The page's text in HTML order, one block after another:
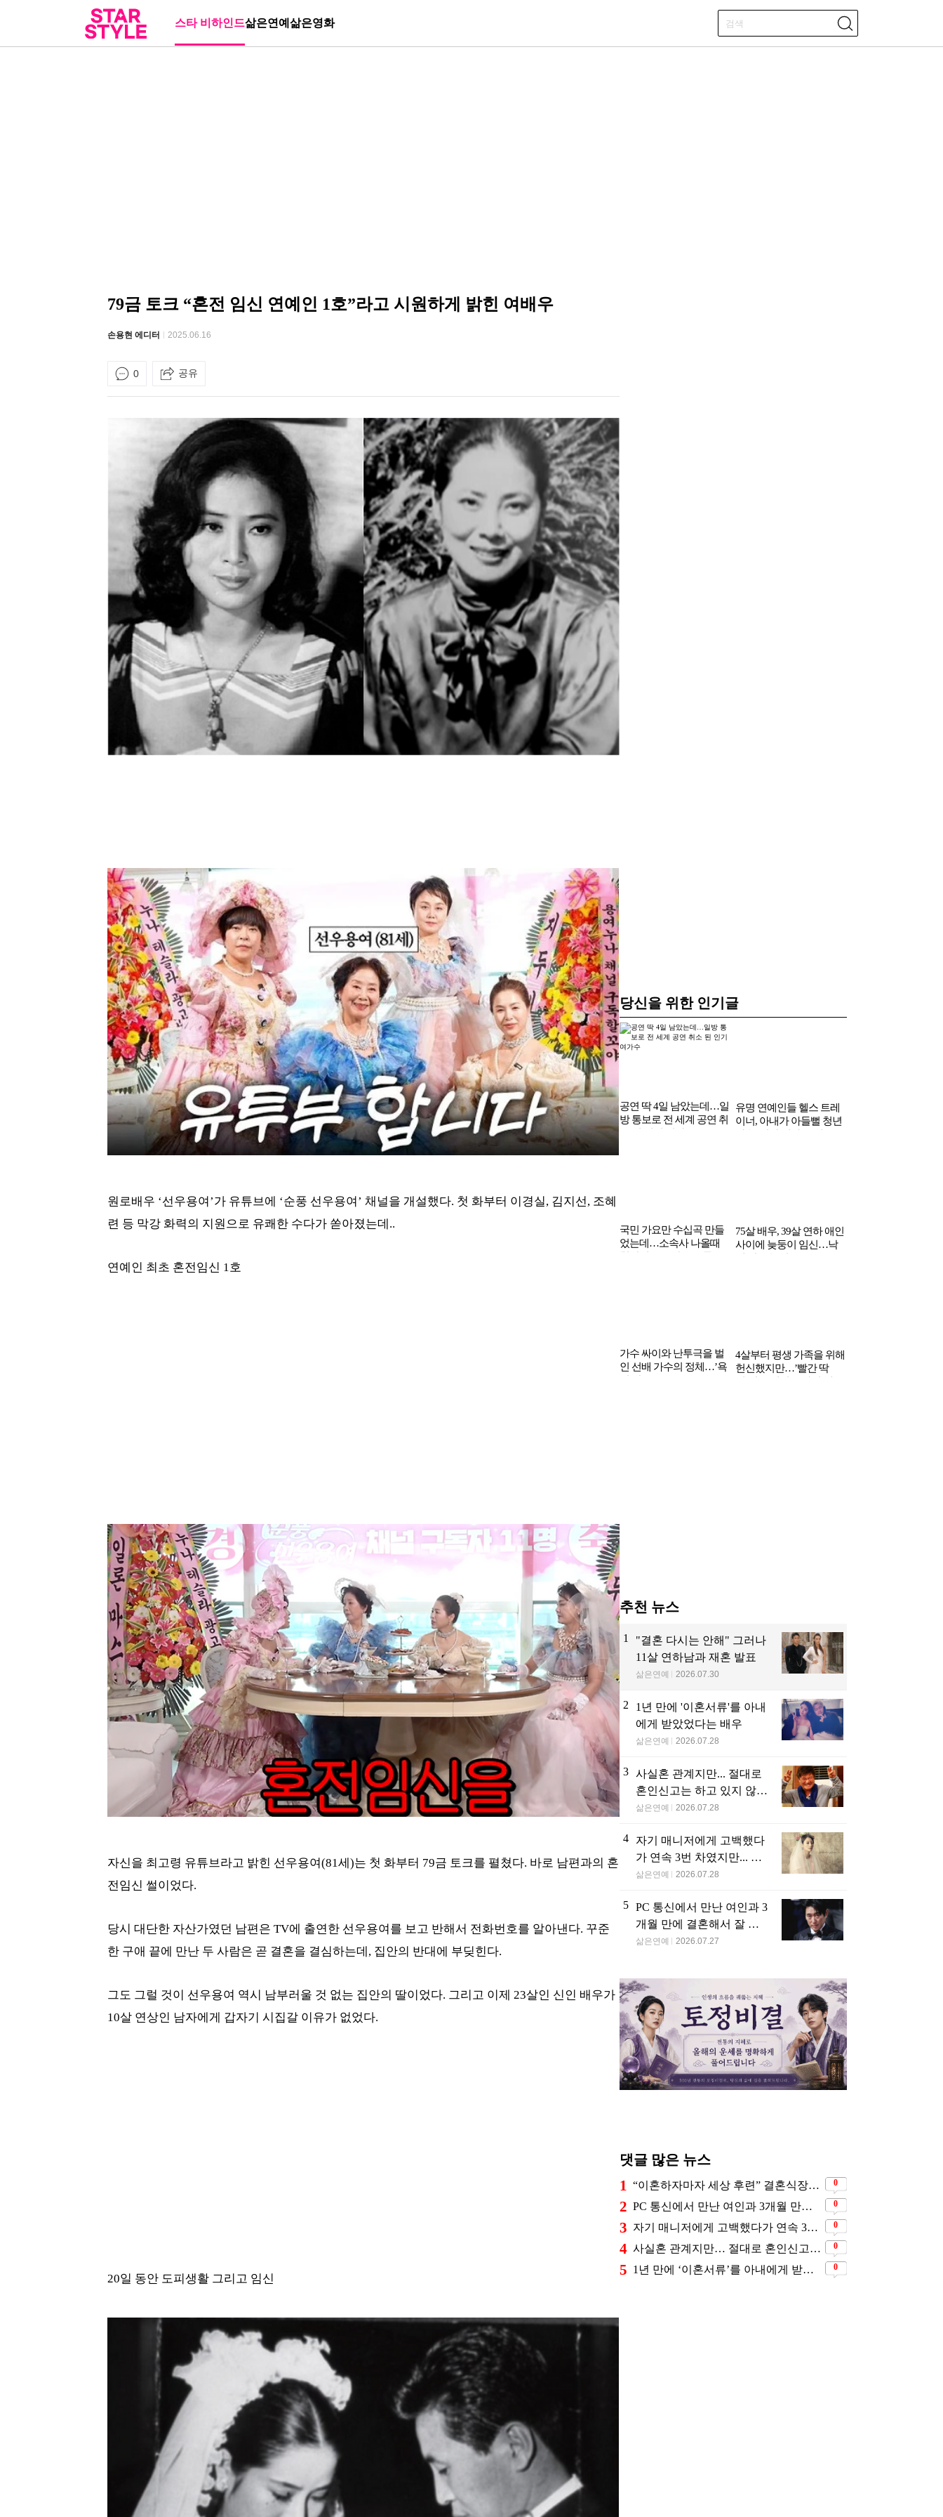
스타 비하인드삶은연예 삶은영화
79금 토크 “혼전 임신 연예인 1호”라고 시원하게 밝힌 여배우
손용현 에디터 2025.06.16
0 공유
원로배우 ‘선우용여’가 유튜브에 ‘순풍 선우용여’ 채널을 개설했다. 첫 화부터 이경실, 김지선, 조혜
련 등 막강 화력의 지원으로 유쾌한 수다가 쏟아졌는데..
연예인 최초 혼전임신 1호
자신을 최고령 유튜브라고 밝힌 선우용여(81세)는 첫 화부터 79금 토크를 펼쳤다. 바로 남편과의 혼
전임신 썰이었다.
당시 대단한 자산가였던 남편은 TV에 출연한 선우용여를 보고 반해서 전화번호를 알아낸다. 꾸준
한 구애 끝에 만난 두 사람은 곧 결혼을 결심하는데, 집안의 반대에 부딪힌다.
그도 그럴 것이 선우용여 역시 남부러울 것 없는 집안의 딸이었다. 그리고 이제 23살인 신인 배우가
10살 연상인 남자에게 갑자기 시집갈 이유가 없었다.
20일 동안 도피생활 그리고 임신